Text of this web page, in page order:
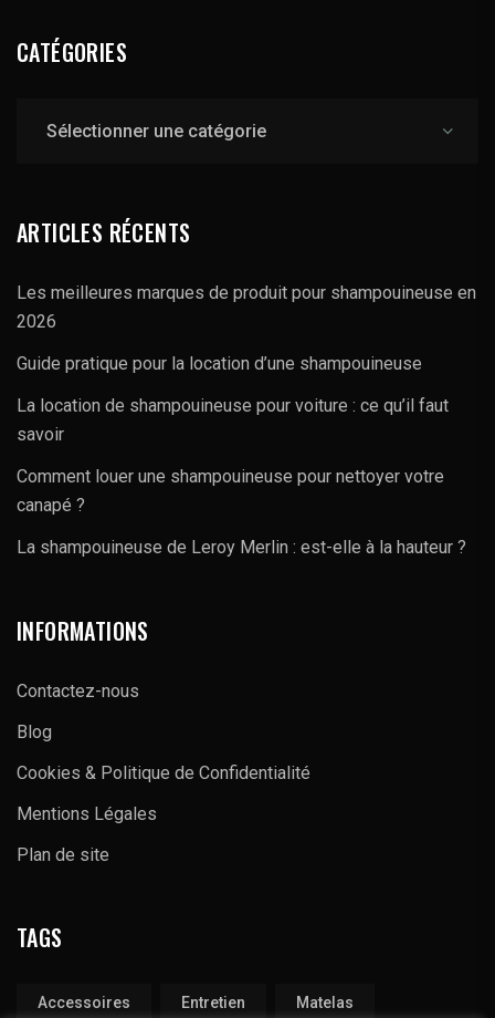
CATÉGORIES
ARTICLES RÉCENTS
Les meilleures marques de produit pour shampouineuse en
2026
Guide pratique pour la location d’une shampouineuse
La location de shampouineuse pour voiture : ce qu’il faut
savoir
Comment louer une shampouineuse pour nettoyer votre
canapé ?
La shampouineuse de Leroy Merlin : est-elle à la hauteur ?
INFORMATIONS
Contactez-nous
Blog
Cookies & Politique de Confidentialité
Mentions Légales
Plan de site
TAGS
Accessoires Entretien Matelas